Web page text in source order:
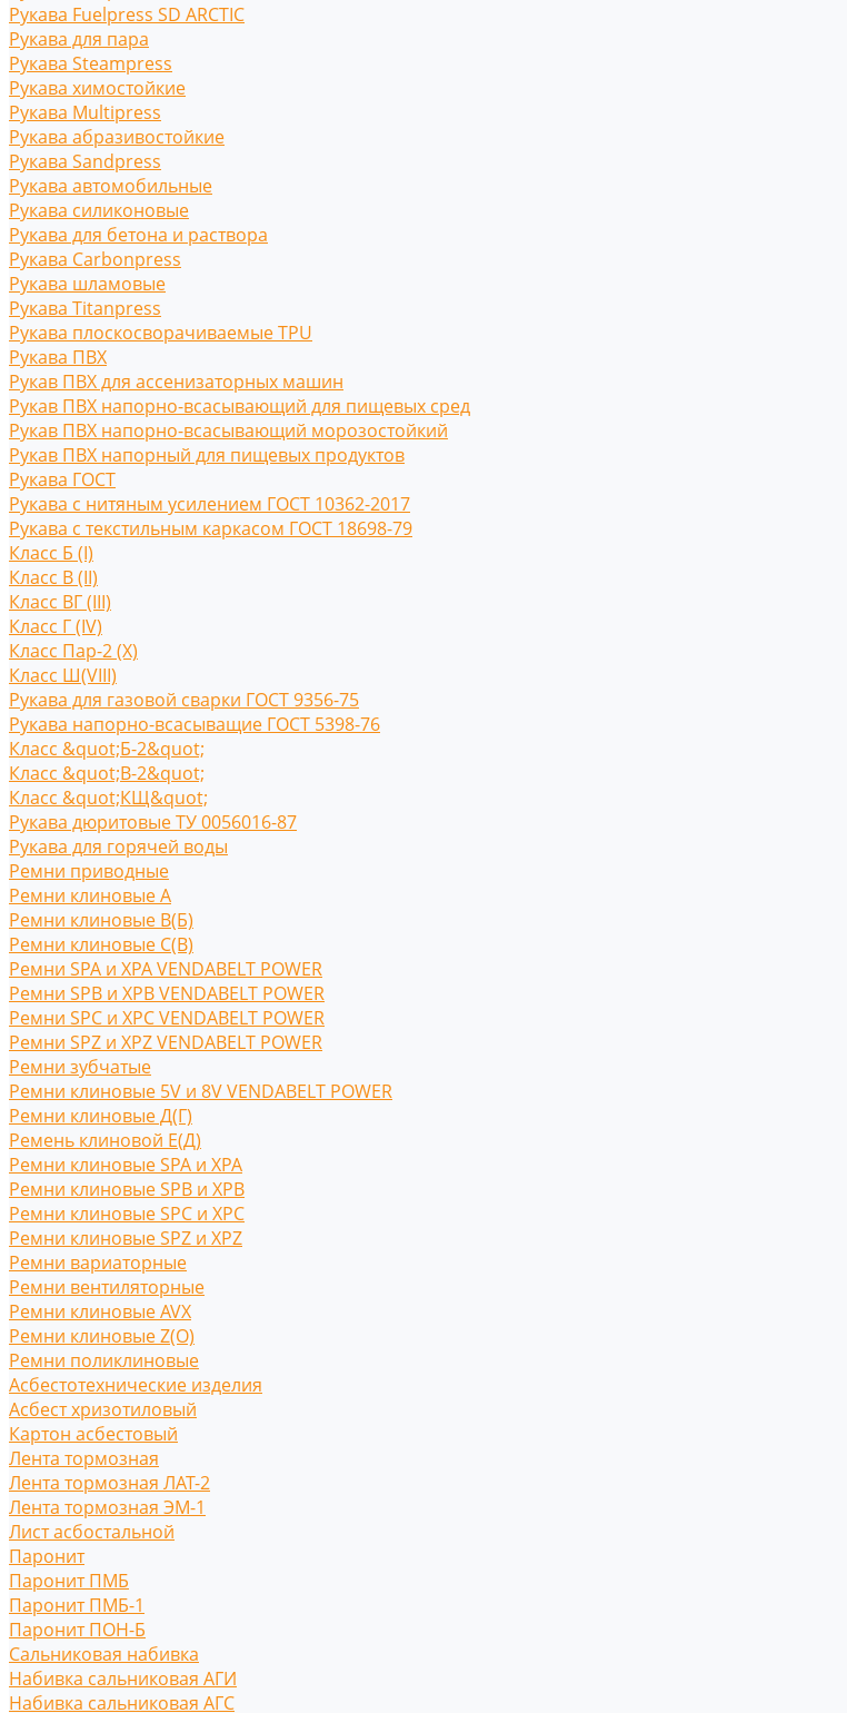
Рукава Fuelpress SD ARCTIC
Рукава для пара
Рукава Steampress
Рукава химостойкие
Рукава Multipress
Рукава абразивостойкие
Рукава Sandpress
Рукава автомобильные
Рукава силиконовые
Рукава для бетона и раствора
Рукава Carbonpress
Рукава шламовые
Рукава Titanpress
Рукава плоскосворачиваемые TPU
Рукава ПВХ
Рукав ПВХ для ассенизаторных машин
Рукав ПВХ напорно-всасывающий для пищевых сред
Рукав ПВХ напорно-всасывающий морозостойкий
Рукав ПВХ напорный для пищевых продуктов
Рукава ГОСТ
Рукава с нитяным усилением ГОСТ 10362-2017
Рукава с текстильным каркасом ГОСТ 18698-79
Класс Б (I)
Класс В (II)
Класс ВГ (III)
Класс Г (IV)
Класс Пар-2 (X)
Класс Ш(VIII)
Рукава для газовой сварки ГОСТ 9356-75
Рукава напорно-всасыващие ГОСТ 5398-76
Класс &quot;Б-2&quot;
Класс &quot;В-2&quot;
Класс &quot;КЩ&quot;
Рукава дюритовые ТУ 0056016-87
Рукава для горячей воды
Ремни приводные
Ремни клиновые A
Ремни клиновые В(Б)
Ремни клиновые С(B)
Ремни SPA и XPA VENDABELT POWER
Ремни SPB и XPB VENDABELT POWER
Ремни SPC и XPC VENDABELT POWER
Ремни SPZ и XPZ VENDABELT POWER
Ремни зубчатые
Ремни клиновые 5V и 8V VENDABELT POWER
Ремни клиновые Д(Г)
Ремень клиновой Е(Д)
Ремни клиновые SPA и XPA
Ремни клиновые SPB и XPB
Ремни клиновые SPC и XPC
Ремни клиновые SPZ и XPZ
Ремни вариаторные
Ремни вентиляторные
Ремни клиновые AVX
Ремни клиновые Z(O)
Ремни поликлиновые
Асбестотехнические изделия
Асбест хризотиловый
Картон асбестовый
Лента тормозная
Лента тормозная ЛАТ-2
Лента тормозная ЭМ-1
Лист асбостальной
Паронит
Паронит ПМБ
Паронит ПМБ-1
Паронит ПОН-Б
Сальниковая набивка
Набивка сальниковая АГИ
Набивка сальниковая АГС